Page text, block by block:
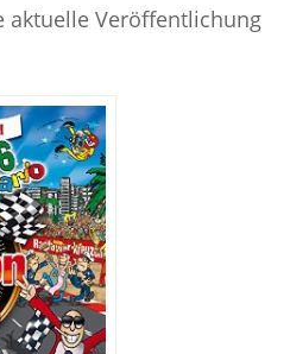
aktuelle Veröffentlichung